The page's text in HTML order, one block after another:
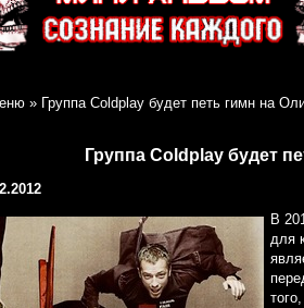
» Группа Coldplay будет петь гимн на
Группа Coldplay будет
В
для